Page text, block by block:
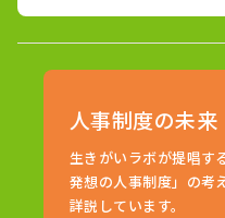
人事制度の未来
生きがいラボが提唱す
発想の人事制度」の考
詳説しています。